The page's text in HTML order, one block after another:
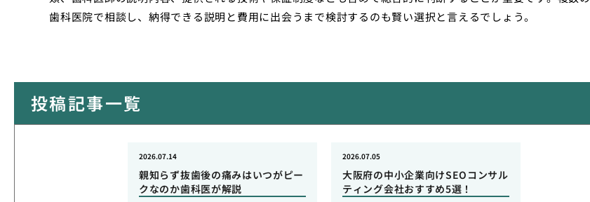
歯科医院で相談し、納得できる説明と費用に出会うまで検討するのも賢い選択と言えるでしょう。
投稿記事一覧
親知らず抜歯後の痛みはいつがピー
クなのか歯科医が解説
2026.07.14
大阪府の中小企業向けSEOコンサル
ティング会社おすすめ5選！
2026.07.05